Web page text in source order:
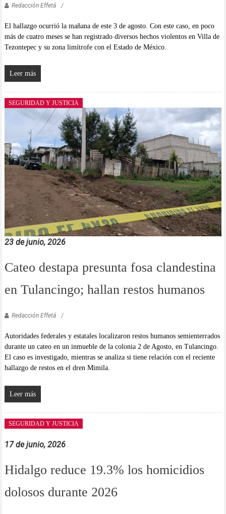
Redacción Effetá
El hallazgo ocurrió la mañana de este 3 de agosto. Con este caso, en poco
más de cuatro meses se han registrado diversos hechos violentos en Villa de
Tezontepec y su zona limítrofe con el Estado de México.
Leer más
SEGURIDAD Y JUSTICIA
23 de junio, 2026
Cateo destapa presunta fosa clandestina
en Tulancingo; hallan restos humanos
Redacción Effetá
Autoridades federales y estatales localizaron restos humanos semienterrados
durante un cateo en un inmueble de la colonia 2 de Agosto, en Tulancingo.
El caso es investigado, mientras se analiza si tiene relación con el reciente
hallazgo de restos en el dren Mimila.
Leer más
SEGURIDAD Y JUSTICIA
17 de junio, 2026
Hidalgo reduce 19.3% los homicidios
dolosos durante 2026